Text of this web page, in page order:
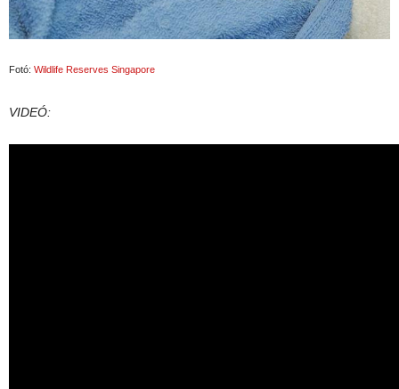
Fotó: Wildlife Reserves Singapore
VIDEÓ: